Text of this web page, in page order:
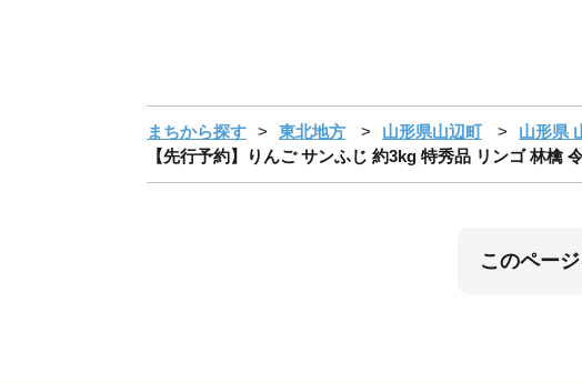
まちから探す 東北地方 山形県山辺町
山形県
【先行予約】りんご サンふじ 約3kg 特秀品 リンゴ 林檎
このペー